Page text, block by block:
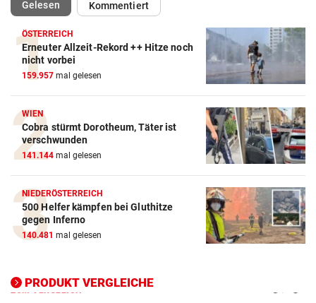
Gelesen(ausgewählt)Kommentiert
ÖSTERREICH
Erneuter Allzeit-Rekord ++ Hitze noch
nicht vorbei
159.957 mal gelesen
WIEN
Cobra stürmt Dorotheum, Täter ist
verschwunden
141.144 mal gelesen
NIEDERÖSTERREICH
500 Helfer kämpfen bei Gluthitze
gegen Inferno
140.481 mal gelesen
PRODUKT VERGLEICHE
Action-Cam Vergleich
ZUM VERGLEICH
Crosstrainer Vergleich
ZUM VERGLEICH
E-Bike Vergleich
ZUM VERGLEICH
Elektro-Scooter Vergleich
ZUM VERGLEICH
ZUM VERGLEICH